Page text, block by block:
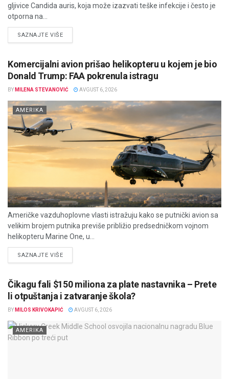
gljivice Candida auris, koja može izazvati teške infekcije i često je
otporna na...
SAZNAJTE VIŠEDETAILS
Komercijalni avion prišao helikopteru u kojem je bio
Donald Trump: FAA pokrenula istragu
BY MILENA STEVANOVIĆ AVGUST 6, 2026
AMERIKA
Američke vazduhoplovne vlasti istražuju kako se putnički avion sa
velikim brojem putnika previše približio predsedničkom vojnom
helikopteru Marine One, u...
SAZNAJTE VIŠEDETAILS
Čikagu fali $150 miliona za plate nastavnika – Prete
li otpuštanja i zatvaranje škola?
BY MILOS KRIVOKAPIĆ AVGUST 6, 2026
AMERIKA